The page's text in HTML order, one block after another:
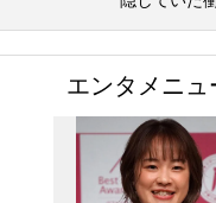
エンタメニュ